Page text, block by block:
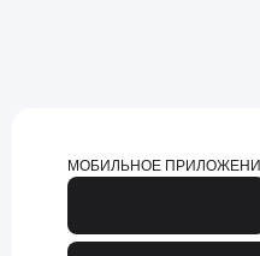
МОБИЛЬНОЕ